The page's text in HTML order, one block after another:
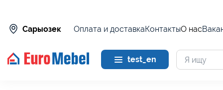
Сарыозек Оплата и доставкаКонтактыО нас
test_en